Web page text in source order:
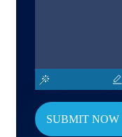
SUBMIT NOW